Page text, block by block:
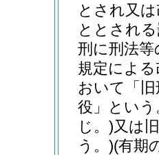
とされ又
ととされ
刑に刑法
規定によ
おいて「
役」という
じ。)又は
う。)(有期